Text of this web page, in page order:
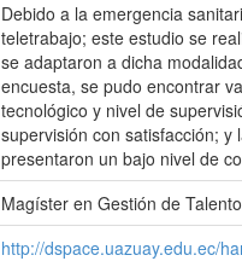
Debido a la emergencia
teletrabajo; este estudio se
se adaptaron a dicha
encuesta, se pudo encontrar
tecnológico y nivel de
supervisión con satisfacción;
presentaron un bajo nivel de
Magíster en Gestión de
http://dspace.uazuay.edu.ec/